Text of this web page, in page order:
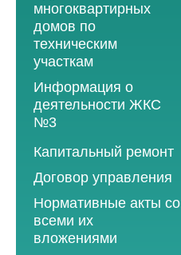
многоквартирных
домов по
техническим
участкам
Информация о
деятельности ЖКС
№3
Программы
2013 год
2014 год
Капитальный ремонт
Договор управления
Нормативные акты со
всеми их
вложениями